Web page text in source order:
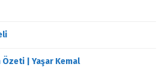
Özeti | Yaşar Kemal